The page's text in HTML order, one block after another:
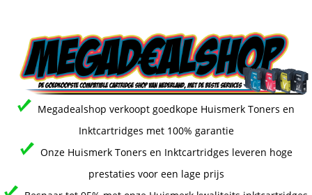
Megadealshop verkoopt goedkope Huismerk Toners en
Inktcartridges met 100% garantie
Onze Huismerk Toners en Inktcartridges leveren hoge
prestaties voor een lage prijs